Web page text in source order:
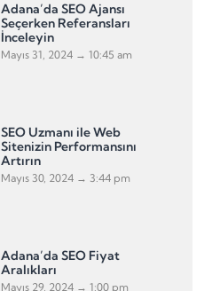
Adana’da SEO Ajansı
Seçerken Referansları
İnceleyin
Mayıs 31, 2024 10:45 am
SEO Uzmanı ile Web
Sitenizin Performansını
Artırın
Mayıs 30, 2024 3:44 pm
Adana’da SEO Fiyat
Aralıkları
Mayıs 29, 2024 1:00 pm